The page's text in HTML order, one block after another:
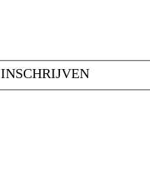
INSCHRIJVEN